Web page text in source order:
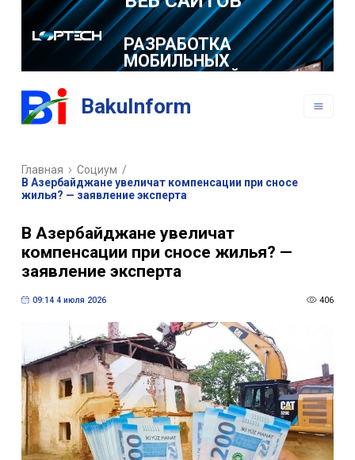
РАЗРАБОТКА
МОБИЛЬНЫХ
ПРИЛОЖЕНИЙ
BakuInform
Главная Социум /
В Азербайджане увеличат компенсации при сносе
жилья? — заявление эксперта
В Азербайджане увеличат
компенсации при сносе жилья? —
заявление эксперта
09:14 4 июля 2026 406